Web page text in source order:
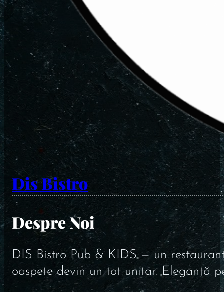
Dis Bistro
Despre Noi
DIS Bistro Pub & KIDS — un
oaspete devin un tot unitar. Eleganță